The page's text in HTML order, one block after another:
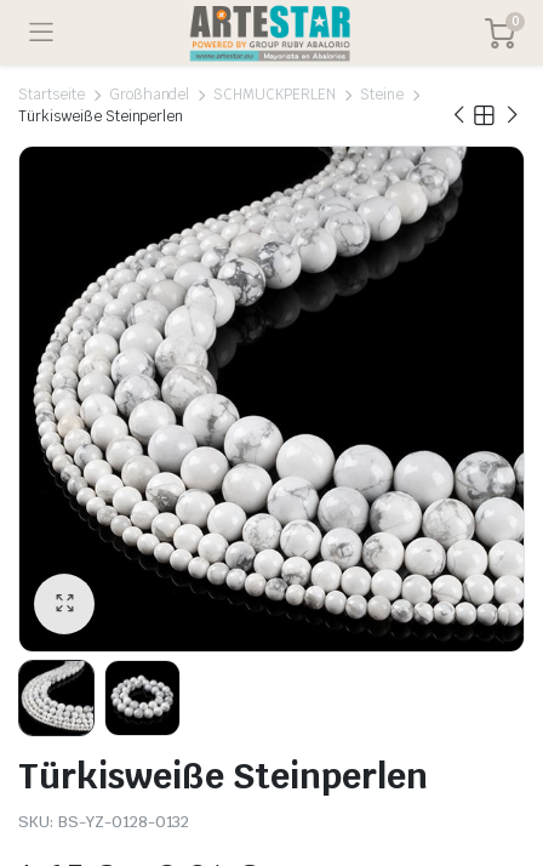
0
Startseite Großhandel SCHMUCKPERLEN
Steine
Türkisweiße Steinperlen
Türkisweiße Steinperlen
SKU: BS-YZ-0128-0132